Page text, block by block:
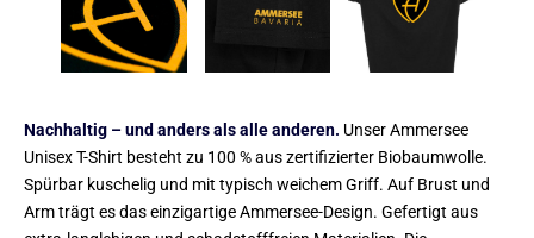
Nachhaltig – und anders als alle anderen. Unser Ammersee
Unisex T-Shirt besteht zu 100 % aus zertifizierter Biobaumwolle.
Spürbar kuschelig und mit typisch weichem Griff. Auf Brust und
Arm trägt es das einzigartige Ammersee-Design. Gefertigt aus